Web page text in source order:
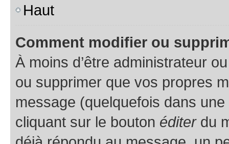
Haut
Comment modifier ou
À moins d’être administrateur
ou supprimer que vos propres
message (quelquefois dans
cliquant sur le bouton éditerdu